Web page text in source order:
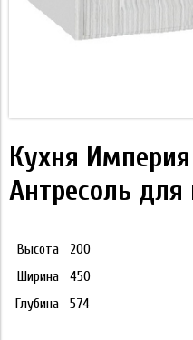
Кухня
Антресоль
Высота
200
Ширина
450
Глубина
574